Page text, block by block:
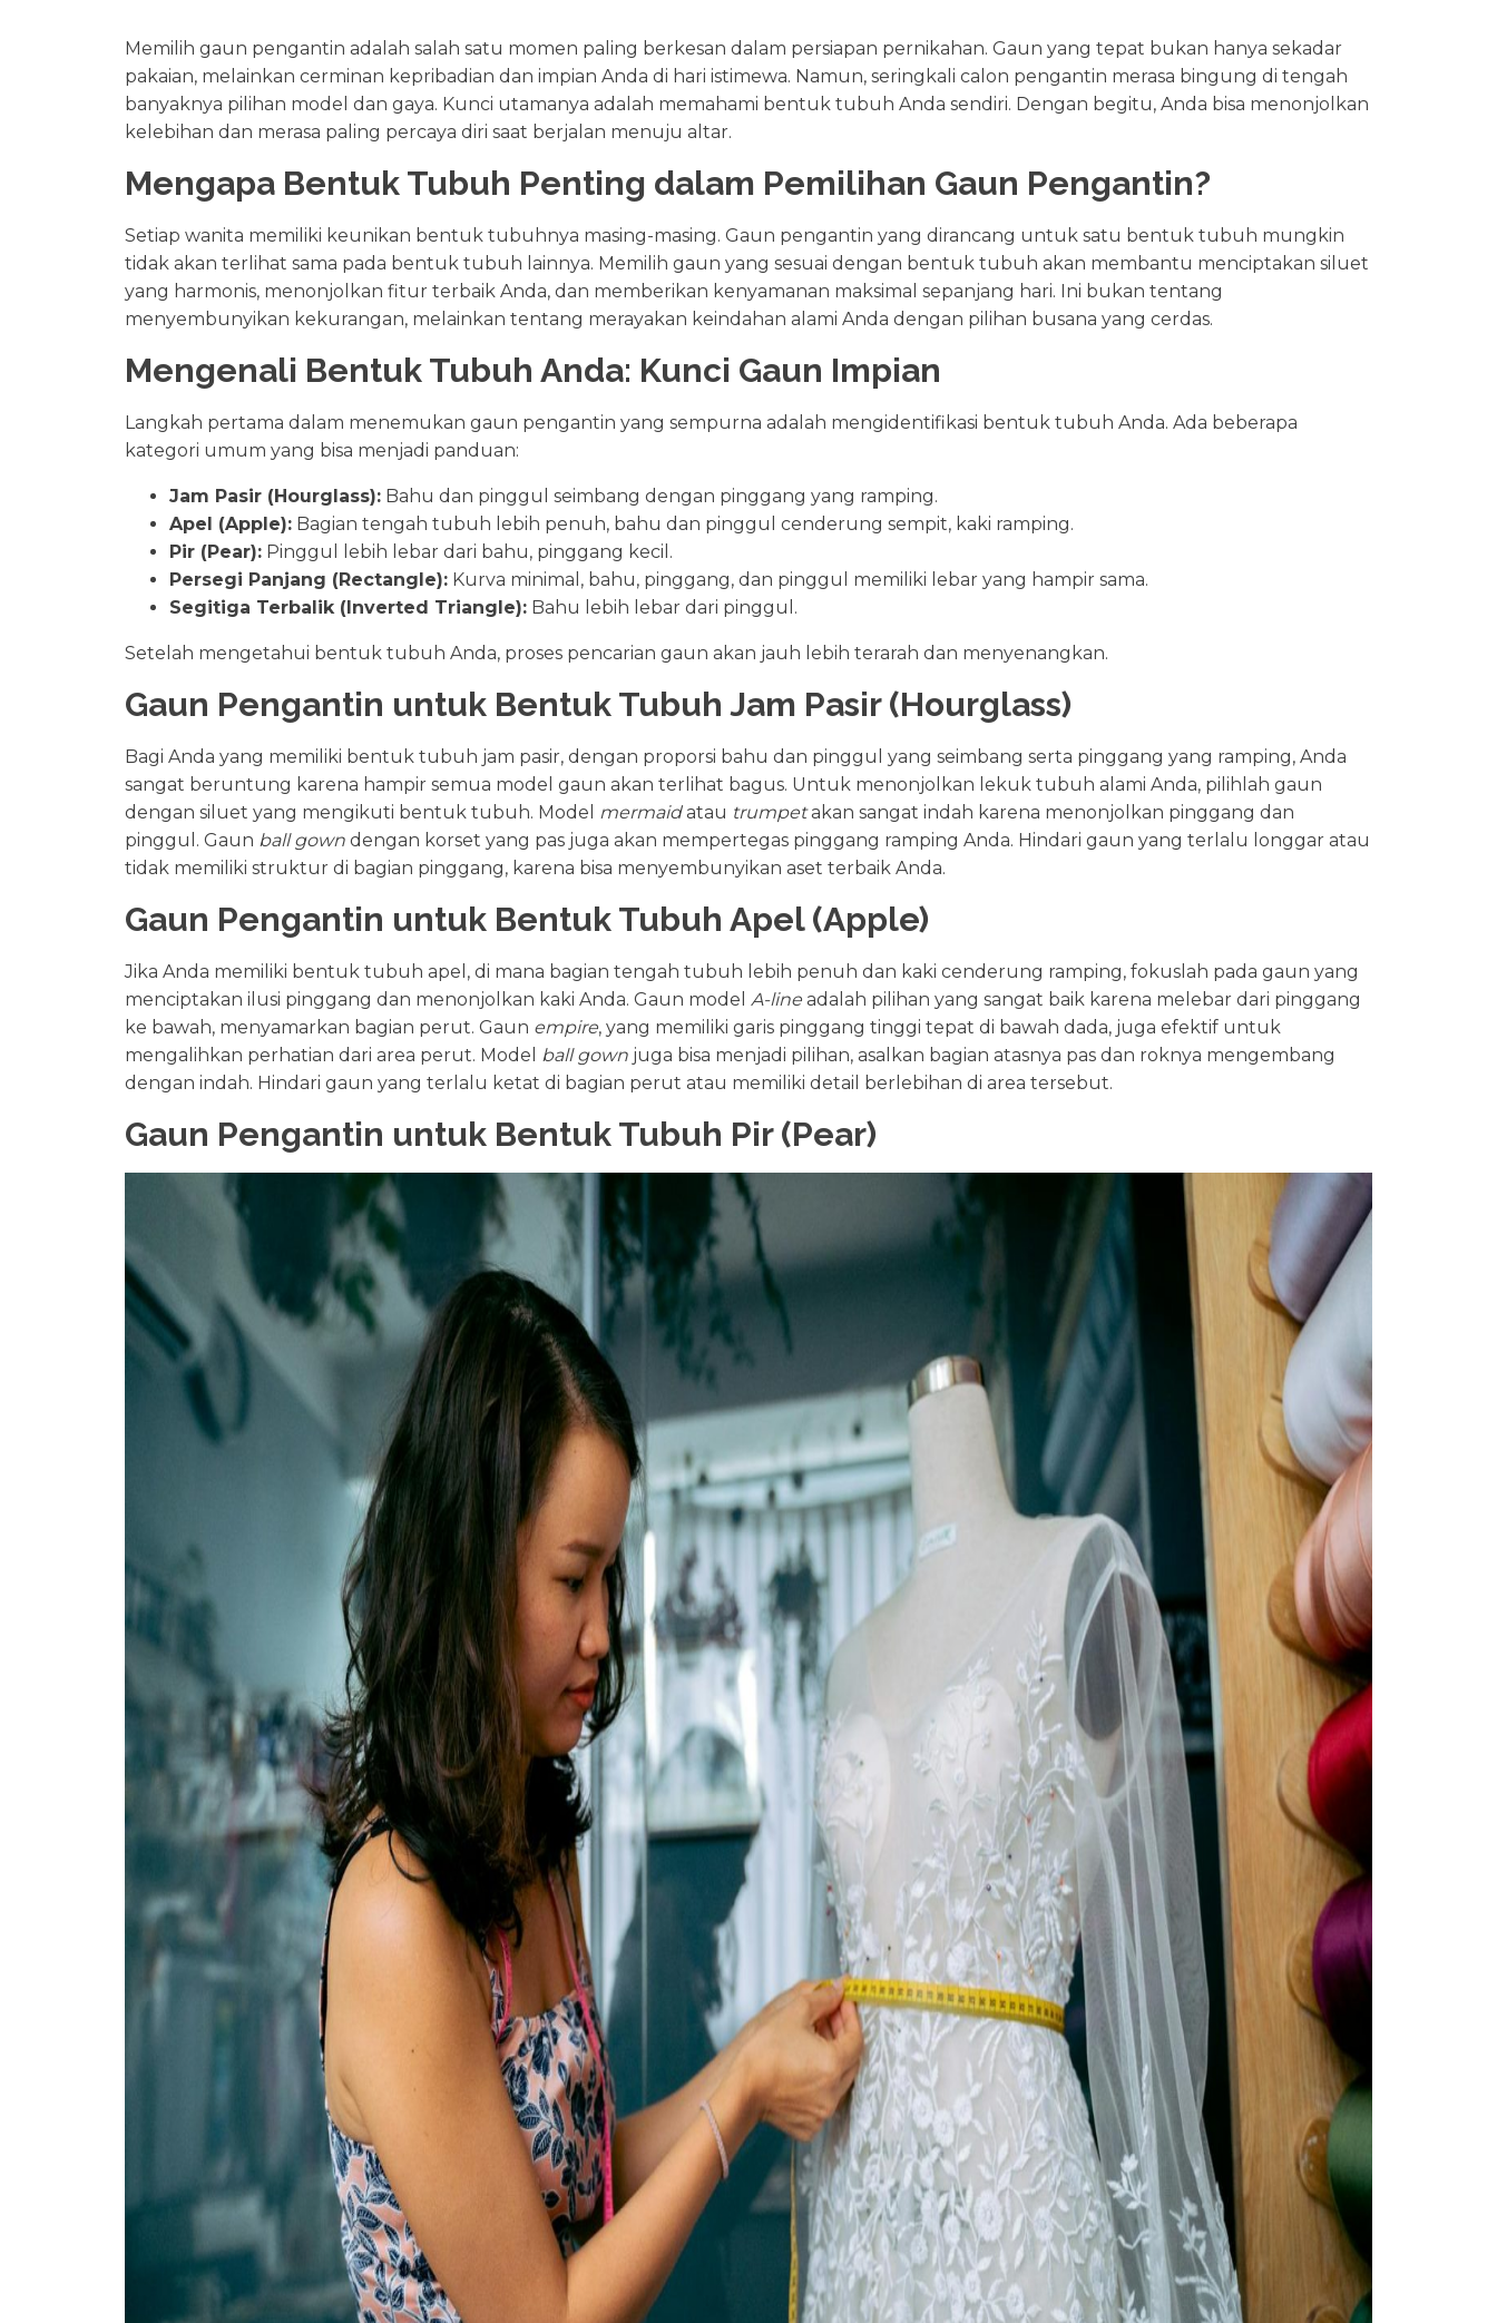
Memilih gaun pengantin adalah salah satu momen paling berkesan dalam persiapan pernikahan. Gaun yang tepat bukan hanya sekadar
pakaian, melainkan cerminan kepribadian dan impian Anda di hari istimewa. Namun, seringkali calon pengantin merasa bingung di tengah
banyaknya pilihan model dan gaya. Kunci utamanya adalah memahami bentuk tubuh Anda sendiri. Dengan begitu, Anda bisa menonjolkan
kelebihan dan merasa paling percaya diri saat berjalan menuju altar.
Mengapa Bentuk Tubuh Penting dalam Pemilihan Gaun Pengantin?
Setiap wanita memiliki keunikan bentuk tubuhnya masing-masing. Gaun pengantin yang dirancang untuk satu bentuk tubuh mungkin
tidak akan terlihat sama pada bentuk tubuh lainnya. Memilih gaun yang sesuai dengan bentuk tubuh akan membantu menciptakan siluet
yang harmonis, menonjolkan fitur terbaik Anda, dan memberikan kenyamanan maksimal sepanjang hari. Ini bukan tentang
menyembunyikan kekurangan, melainkan tentang merayakan keindahan alami Anda dengan pilihan busana yang cerdas.
Mengenali Bentuk Tubuh Anda: Kunci Gaun Impian
Langkah pertama dalam menemukan gaun pengantin yang sempurna adalah mengidentifikasi bentuk tubuh Anda. Ada beberapa
kategori umum yang bisa menjadi panduan:
Jam Pasir (Hourglass): Bahu dan pinggul seimbang dengan pinggang yang ramping.
Apel (Apple): Bagian tengah tubuh lebih penuh, bahu dan pinggul cenderung sempit, kaki ramping.
Pir (Pear): Pinggul lebih lebar dari bahu, pinggang kecil.
Persegi Panjang (Rectangle): Kurva minimal, bahu, pinggang, dan pinggul memiliki lebar yang hampir sama.
Segitiga Terbalik (Inverted Triangle): Bahu lebih lebar dari pinggul.
Setelah mengetahui bentuk tubuh Anda, proses pencarian gaun akan jauh lebih terarah dan menyenangkan.
Gaun Pengantin untuk Bentuk Tubuh Jam Pasir (Hourglass)
Bagi Anda yang memiliki bentuk tubuh jam pasir, dengan proporsi bahu dan pinggul yang seimbang serta pinggang yang ramping, Anda
sangat beruntung karena hampir semua model gaun akan terlihat bagus. Untuk menonjolkan lekuk tubuh alami Anda, pilihlah gaun
dengan siluet yang mengikuti bentuk tubuh. Model
mermaidatau trumpetakan sangat indah karena menonjolkan pinggang dan
pinggul. Gaun ball gown dengan korset yang pas juga akan mempertegas pinggang ramping Anda. Hindari gaun yang terlalu longgar atau
tidak memiliki struktur di bagian pinggang, karena bisa menyembunyikan aset terbaik Anda.
Gaun Pengantin untuk Bentuk Tubuh Apel (Apple)
Jika Anda memiliki bentuk tubuh apel, di mana bagian tengah tubuh lebih penuh dan kaki cenderung ramping, fokuslah pada gaun yang
menciptakan ilusi pinggang dan menonjolkan kaki Anda. Gaun model A-line adalah pilihan yang sangat baik karena melebar dari pinggang
ke bawah, menyamarkan bagian perut. Gaun empire, yang memiliki garis pinggang tinggi tepat di bawah dada, juga efektif untuk
mengalihkan perhatian dari area perut. Model
ball gown juga bisa menjadi pilihan, asalkan bagian atasnya pas dan roknya mengembang
dengan indah. Hindari gaun yang terlalu ketat di bagian perut atau memiliki detail berlebihan di area tersebut.
Gaun Pengantin untuk Bentuk Tubuh Pir (Pear)